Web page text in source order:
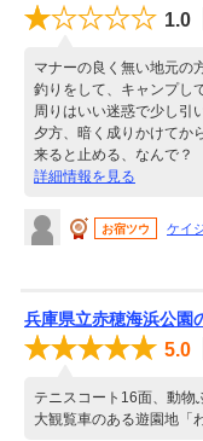
1.0
マナーの良く無い地元の
釣りをして、キャンプし
周りはいい迷惑で少し引
夕方、暗く成りかけてか
来ると止める、なんで？
詳細情報を見る
お宿ツウ ケイ
兵庫県立赤穂海浜公園
5.0
テニスコート16面、動物
大観覧車のある遊園地「